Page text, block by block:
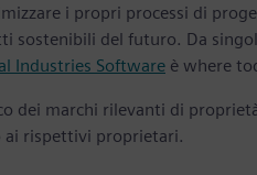
i propri processi di
sostenibili del futuro. Da
Industries Software è where
dei marchi rilevanti di
ai rispettivi proprietari.